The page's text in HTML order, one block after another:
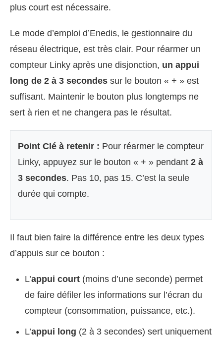
plus court est nécessaire.
Le mode d’emploi d’Enedis, le gestionnaire du
réseau électrique, est très clair. Pour réarmer un
compteur Linky après une disjonction, un appui
long de 2 à 3 secondes sur le bouton « + » est
suffisant. Maintenir le bouton plus longtemps ne
sert à rien et ne changera pas le résultat.
Point Clé à retenir : Pour réarmer le compteur
Linky, appuyez sur le bouton « + » pendant 2 à
3 secondes. Pas 10, pas 15. C’est la seule
durée qui compte.
Il faut bien faire la différence entre les deux types
d’appuis sur ce bouton :
L’appui court (moins d’une seconde) permet
de faire défiler les informations sur l’écran du
compteur (consommation, puissance, etc.).
L’appui long (2 à 3 secondes) sert uniquement